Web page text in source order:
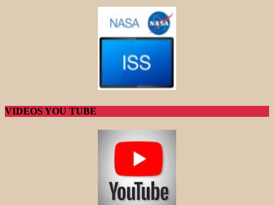
VIDEOS YOU TUBE